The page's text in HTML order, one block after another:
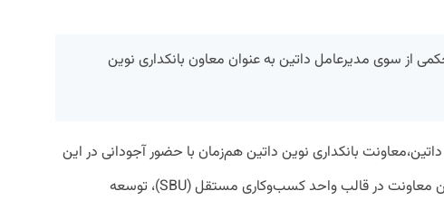
از سوی مدیرعامل داتین به عنوان معاون بانکداری نوین
بانکداری نوین داتین هم‌زمان با حضور آجودانی در این
شرکت شکل گرفت و این معاونت در قالب واحد کسب‌و‌کاری مستقل (SBU)، توسعه